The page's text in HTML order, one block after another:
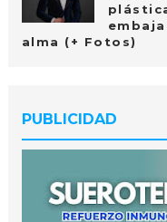
alma (+ Fotos)
PUBLICIDAD